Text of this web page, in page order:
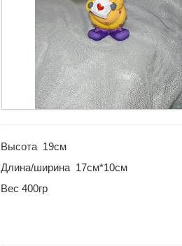
Высота 19см
Длина/ширина 17см*10см
Вес 400гр